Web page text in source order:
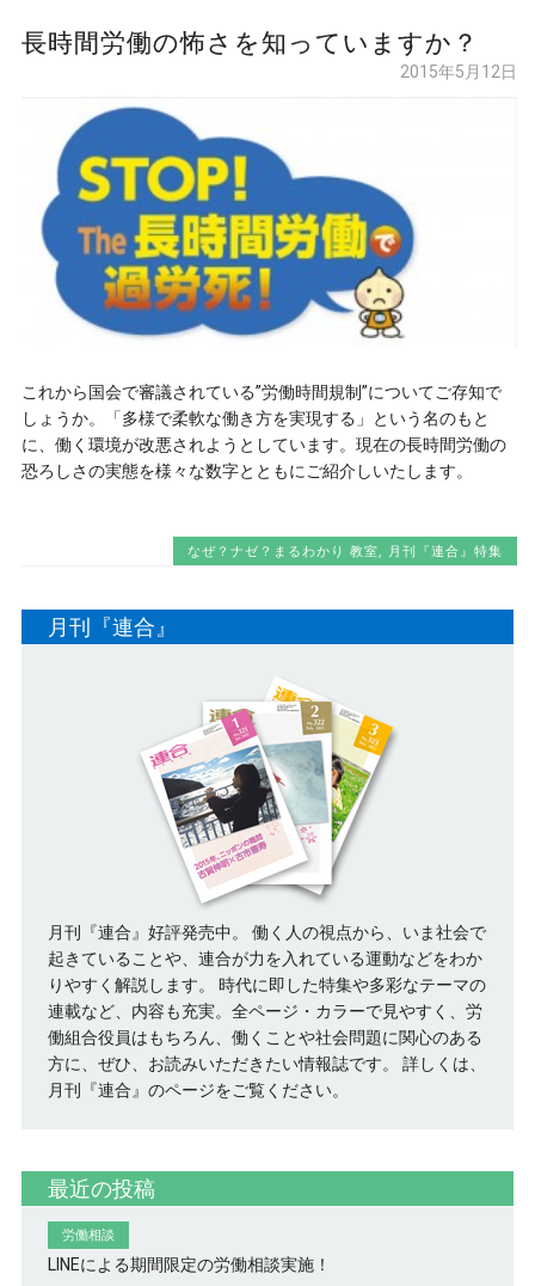
長時間労働の怖さを知っていますか？
2015年5月12日
これから国会で審議されている”労働時間規制”についてご存知で
しょうか。「多様で柔軟な働き方を実現する」という名のもと
に、働く環境が改悪されようとしています。現在の長時間労働の
恐ろしさの実態を様々な数字とともにご紹介しいたします。
なぜ？ナゼ？まるわかり 教室 月刊『連合』特集
月刊『連合』
月刊『連合』好評発売中。 働く人の視点から、いま社会で
起きていることや、連合が力を入れている運動などをわか
りやすく解説します。 時代に即した特集や多彩なテーマの
連載など、内容も充実。全ページ・カラーで見やすく、労
働組合役員はもちろん、働くことや社会問題に関心のある
方に、ぜひ、お読みいただきたい情報誌です。 詳しくは、
月刊『連合』のページをご覧ください。
最近の投稿
労働相談
LINEによる期間限定の労働相談実施！